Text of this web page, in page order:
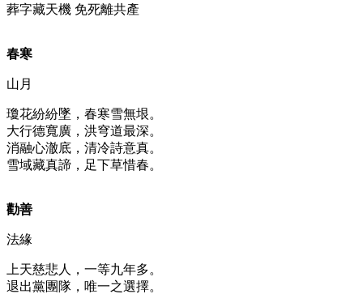
葬字藏天機 免死離共產
春寒
山月
瓊花紛紛墜，春寒雪無垠。
大行德寬廣，洪穹道最深。
消融心澈底，清冷詩意真。
雪域藏真諦，足下草惜春。
勸善
法緣
上天慈悲人，一等九年多。
退出黨團隊，唯一之選擇。